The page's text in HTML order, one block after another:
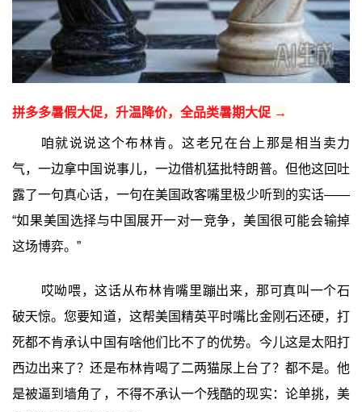
拼多多暑假大促，升温降价，全品类暑期大促 →
咱就说说这个布林肯。这老兄在台上那是相当卖力
气，一边拿中国说事儿，一边借机猛批特朗普。但他这回吐
露了一句真心话，一句在美国政客嘴里极少听到的实话——
“如果美国选择与中国展开一对一竞争，美国很可能会输掉
这场博弈。”
哎呦喂，这话从布林肯嘴里蹦出来，那可真叫一个石
破天惊。您要知道，这帮美国精英平时嘴比金刚石还硬，打
死都不肯承认中国有啥他们比不了的优势。今儿这是太阳打
西边出来了？还是布林肯喝了二两猫尿上台了？都不是。他
是被逼到墙角了，不得不承认一个残酷的现实：论单挑，美